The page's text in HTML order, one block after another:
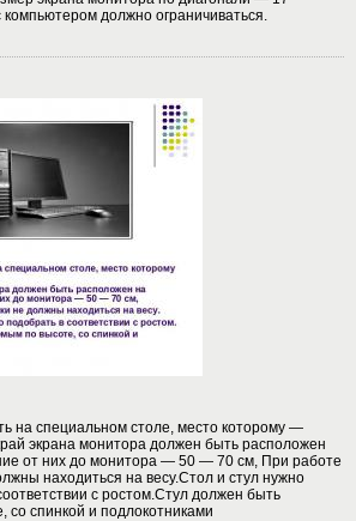
должно ограничиваться.
на специальном столе, место которому —
экрана монитора должен быть расположен
от них до монитора — 50 — 70 см, При работе
находиться на весу.Стол и стул нужно
с ростом.Стул должен быть
со спинкой и подлокотниками